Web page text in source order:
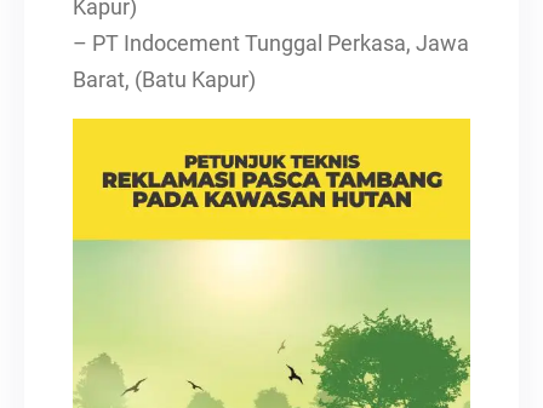
Kapur)
– PT Indocement Tunggal Perkasa, Jawa
Barat, (Batu Kapur)